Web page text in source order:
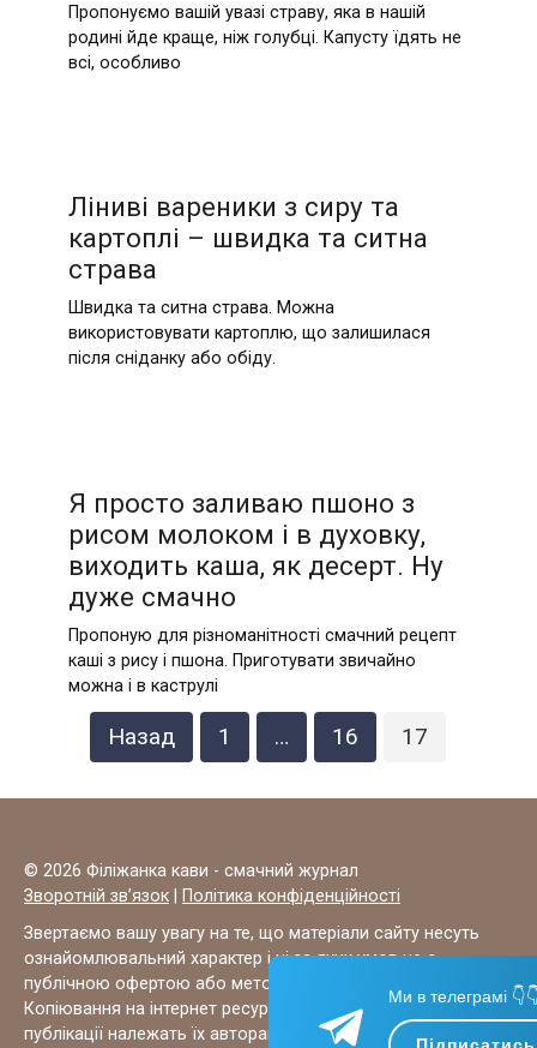
Пропонуємо вашій увазі страву, яка в нашій
родині йде краще, ніж голубці. Капусту їдять не
всі, особливо
Ліниві вареники з сиру та
картоплі – швидка та ситна
страва
Швидка та ситна страва. Можна
використовувати картоплю, що залишилася
після сніданку або обіду.
Я просто заливаю пшоно з
рисом молоком і в духовку,
виходить каша, як десерт. Ну
дуже смачно
Пропоную для різноманітності смачний рецепт
каші з рису і пшона. Приготувати звичайно
можна і в каструлі
Назад 1 … 16 17
© 2026 Філіжанка кави - смачний журнал
Зворотній зв’язок
Політика конфіденційності
Звертаємо вашу увагу на те, що матеріали сайту несуть
ознайомлювальний характер і ні за яких умов не є
публічною офертою або методиками для лікування.
Копіювання на інтернет ресурси ЗАБОРОНЕНО, всі права на
публікації належать їх авторам.
Ми в телеграмі